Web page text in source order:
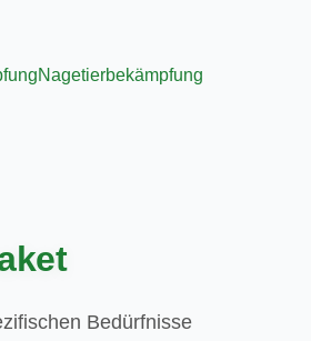
Nagetierbekämpfung
Bedürfnisse